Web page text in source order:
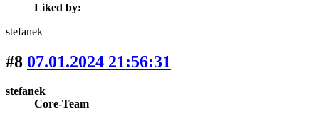
Liked by:
stefanek
#8 07.01.2024 21:56:31
stefanek
Core-Team